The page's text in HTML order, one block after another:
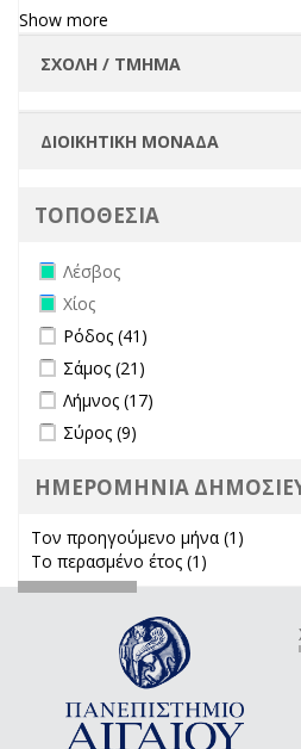
Show more
ΤΟΠΟΘΕΣΙΑ
Remove Λέσβος filter
Λέσβος
Remove Χίος filter
Χίος
Apply Ρόδος filter
Ρόδος (41)
Apply Σάμος filter
Σάμος (21)
Apply Λήμνος filter
Λήμνος (17)
Apply Σύρος filter
Σύρος (9)
ΗΜΕΡΟΜΗΝΙΑ
Τον προηγούμενο μήνα (1)
Το περασμένο έτος (1)